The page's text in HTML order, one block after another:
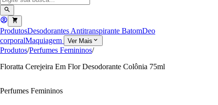
ProdutosDesodorantes Antitranspirante BatomDeo
corporalMaquiagem Ver Mais
Produtos/Perfumes Femininos/
Floratta Cerejeira Em Flor Desodorante Colônia 75ml
Perfumes Femininos